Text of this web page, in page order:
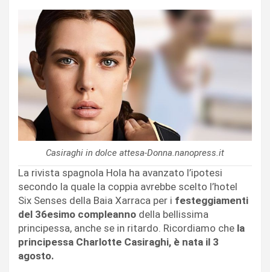
Casiraghi in dolce attesa-Donna.nanopress.it
La rivista spagnola Hola ha avanzato l’ipotesi
secondo la quale la coppia avrebbe scelto l’hotel
Six Senses della Baia Xarraca per i festeggiamenti
del 36esimo compleanno della bellissima
principessa, anche se in ritardo. Ricordiamo che la
principessa Charlotte Casiraghi, è nata il 3
agosto.